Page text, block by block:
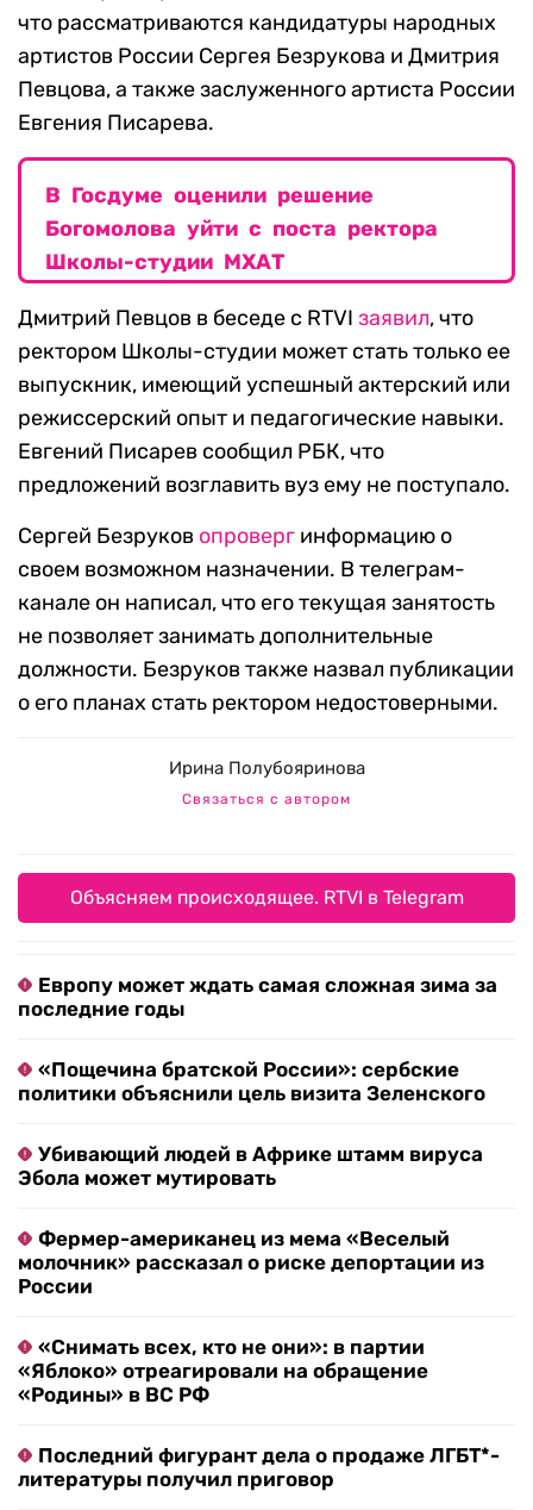
что рассматриваются кандидатуры народных
артистов России Сергея Безрукова и Дмитрия
Певцова, а также заслуженного артиста России
Евгения Писарева.
В Госдуме оценили решение
Богомолова уйти с поста ректора
Школы-студии МХАТ
Дмитрий Певцов в беседе с RTVI заявил, что
ректором Школы-студии может стать только ее
выпускник, имеющий успешный актерский или
режиссерский опыт и педагогические навыки.
Евгений Писарев сообщил РБК, что
предложений возглавить вуз ему не поступало.
Сергей Безруков опроверг информацию о
своем возможном назначении. В телеграм-
канале он написал, что его текущая занятость
не позволяет занимать дополнительные
должности. Безруков также назвал публикации
о его планах стать ректором недостоверными.
Ирина Полубояринова
Связаться с автором
Объясняем происходящее. RTVI в Telegram
Европу может ждать самая сложная зима за
последние годы
«Пощечина братской России»: сербские
политики объяснили цель визита Зеленского
Убивающий людей в Африке штамм вируса
Эбола может мутировать
Фермер-американец из мема «Веселый
молочник» рассказал о риске депортации из
России
«Снимать всех, кто не они»: в партии
«Яблоко» отреагировали на обращение
«Родины» в ВС РФ
Последний фигурант дела о продаже ЛГБТ*-
литературы получил приговор